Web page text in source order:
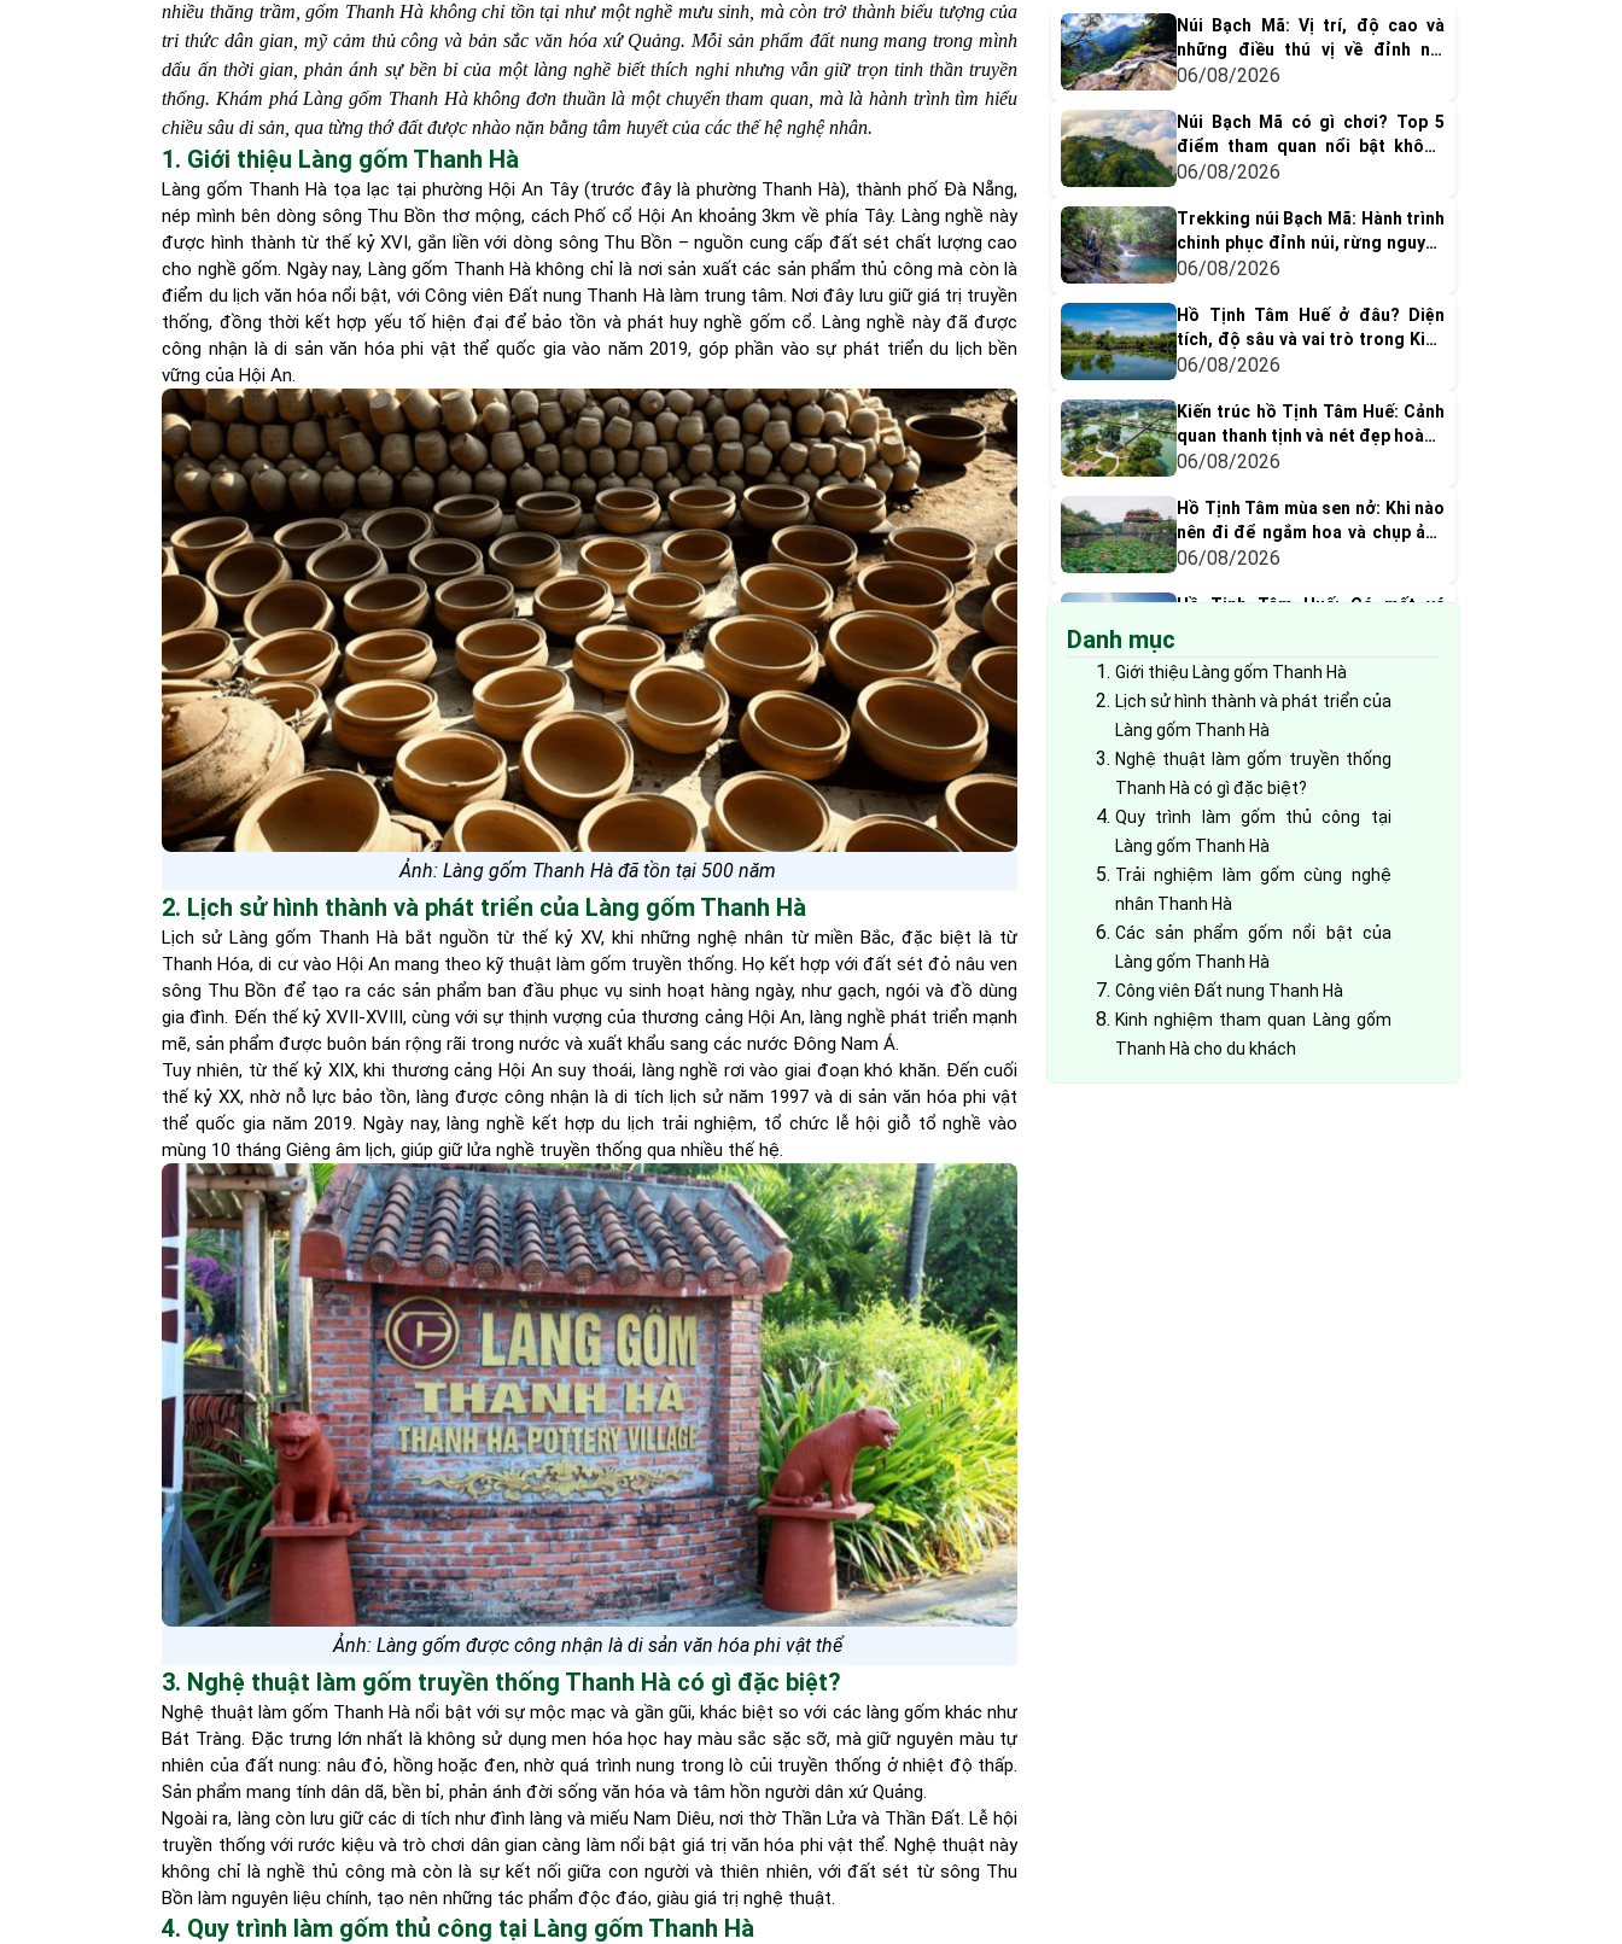
nhiều thăng trầm, gốm Thanh Hà không chỉ tồn tại như một nghề mưu sinh, mà còn trở thành biểu tượng của
tri thức dân gian, mỹ cảm thủ công và bản sắc văn hóa xứ Quảng. Mỗi sản phẩm đất nung mang trong mình
dấu ấn thời gian, phản ánh sự bền bỉ của một làng nghề biết thích nghi nhưng vẫn giữ trọn tinh thần truyền
thống. Khám phá Làng gốm Thanh Hà không đơn thuần là một chuyến tham quan, mà là hành trình tìm hiểu
chiều sâu di sản, qua từng thớ đất được nhào nặn bằng tâm huyết của các thế hệ nghệ nhân.
1. Giới thiệu Làng gốm Thanh Hà
Làng gốm Thanh Hà tọa lạc tại phường Hội An Tây (trước đây là phường Thanh Hà), thành phố Đà Nẵng,
nép mình bên dòng sông Thu Bồn thơ mộng, cách Phố cổ Hội An khoảng 3km về phía Tây. Làng nghề này
được hình thành từ thế kỷ XVI, gắn liền với dòng sông Thu Bồn – nguồn cung cấp đất sét chất lượng cao
cho nghề gốm. Ngày nay, Làng gốm Thanh Hà không chỉ là nơi sản xuất các sản phẩm thủ công mà còn là
điểm du lịch văn hóa nổi bật, với Công viên Đất nung Thanh Hà làm trung tâm. Nơi đây lưu giữ giá trị truyền
thống, đồng thời kết hợp yếu tố hiện đại để bảo tồn và phát huy nghề gốm cổ. Làng nghề này đã được
công nhận là di sản văn hóa phi vật thể quốc gia vào năm 2019, góp phần vào sự phát triển du lịch bền
vững của Hội An.
Ảnh: Làng gốm Thanh Hà đã tồn tại 500 năm
2. Lịch sử hình thành và phát triển của Làng gốm Thanh Hà
Lịch sử Làng gốm Thanh Hà bắt nguồn từ thế kỷ XV, khi những nghệ nhân từ miền Bắc, đặc biệt là từ
Thanh Hóa, di cư vào Hội An mang theo kỹ thuật làm gốm truyền thống. Họ kết hợp với đất sét đỏ nâu ven
sông Thu Bồn để tạo ra các sản phẩm ban đầu phục vụ sinh hoạt hàng ngày, như gạch, ngói và đồ dùng
gia đình. Đến thế kỷ XVII-XVIII, cùng với sự thịnh vượng của thương cảng Hội An, làng nghề phát triển mạnh
mẽ, sản phẩm được buôn bán rộng rãi trong nước và xuất khẩu sang các nước Đông Nam Á.
Tuy nhiên, từ thế kỷ XIX, khi thương cảng Hội An suy thoái, làng nghề rơi vào giai đoạn khó khăn. Đến cuối
thế kỷ XX, nhờ nỗ lực bảo tồn, làng được công nhận là di tích lịch sử năm 1997 và di sản văn hóa phi vật
thể quốc gia năm 2019. Ngày nay, làng nghề kết hợp du lịch trải nghiệm, tổ chức lễ hội giỗ tổ nghề vào
mùng 10 tháng Giêng âm lịch, giúp giữ lửa nghề truyền thống qua nhiều thế hệ.
Ảnh: Làng gốm được công nhận là di sản văn hóa phi vật thể
3. Nghệ thuật làm gốm truyền thống Thanh Hà có gì đặc biệt?
Nghệ thuật làm gốm Thanh Hà nổi bật với sự mộc mạc và gần gũi, khác biệt so với các làng gốm khác như
Bát Tràng. Đặc trưng lớn nhất là không sử dụng men hóa học hay màu sắc sặc sỡ, mà giữ nguyên màu tự
nhiên của đất nung: nâu đỏ, hồng hoặc đen, nhờ quá trình nung trong lò củi truyền thống ở nhiệt độ thấp.
Sản phẩm mang tính dân dã, bền bỉ, phản ánh đời sống văn hóa và tâm hồn người dân xứ Quảng.
Ngoài ra, làng còn lưu giữ các di tích như đình làng và miếu Nam Diêu, nơi thờ Thần Lửa và Thần Đất. Lễ hội
truyền thống với rước kiệu và trò chơi dân gian càng làm nổi bật giá trị văn hóa phi vật thể. Nghệ thuật này
không chỉ là nghề thủ công mà còn là sự kết nối giữa con người và thiên nhiên, với đất sét từ sông Thu
Bồn làm nguyên liệu chính, tạo nên những tác phẩm độc đáo, giàu giá trị nghệ thuật.
4. Quy trình làm gốm thủ công tại Làng gốm Thanh Hà
Núi Bạch Mã: Vị trí, độ cao và
những điều thú vị về đỉnh núi
huyền thoại xứ Huế
06/08/2026
Núi Bạch Mã có gì chơi? Top 5
điểm tham quan nổi bật không
thể bỏ qua
06/08/2026
Trekking núi Bạch Mã: Hành trình
chinh phục đỉnh núi, rừng nguyên
sinh & thác nước tuyệt đẹp
06/08/2026
Hồ Tịnh Tâm Huế ở đâu? Diện
tích, độ sâu và vai trò trong Kinh
thành Huế xưa
06/08/2026
Kiến trúc hồ Tịnh Tâm Huế: Cảnh
quan thanh tịnh và nét đẹp hoàng
cung xưa
06/08/2026
Hồ Tịnh Tâm mùa sen nở: Khi nào
nên đi để ngắm hoa và chụp ảnh
đẹp nhất?
06/08/2026
Hồ Tịnh Tâm Huế: Có mất vé
tham quan
05/08/2026
Có gì chơi ở phá Tam Giang? Top
9 trải nghiệm nên thử
05/08/2026
Khám phá Đầm Chuồn: Vẻ đẹp
bình yên giữa Phá Tam Giang
05/08/2026
Khám phá Rú Chá – Đầm Chuồn:
05/08/2026
Phá Tam Giang mùa nào đẹp?
Khám phá thiên đường hoàng hôn
đẹp nhất Huế
05/08/2026
Ăn gì ở phá Tam Giang? Top món
Danh mục
Giới thiệu Làng gốm Thanh Hà
Lịch sử hình thành và phát triển của
Làng gốm Thanh Hà
Nghệ thuật làm gốm truyền thống
Thanh Hà có gì đặc biệt?
Quy trình làm gốm thủ công tại
Làng gốm Thanh Hà
Trải nghiệm làm gốm cùng nghệ
nhân Thanh Hà
Các sản phẩm gốm nổi bật của
Làng gốm Thanh Hà
Công viên Đất nung Thanh Hà
Kinh nghiệm tham quan Làng gốm
Thanh Hà cho du khách